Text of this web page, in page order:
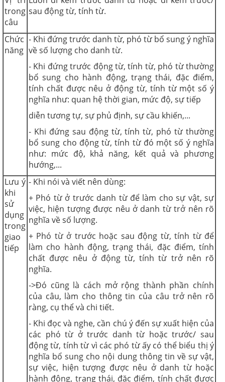
trong
câu
sau động từ, tính từ.
Chức
năng
- Khi đứng trước danh từ, phó từ bổ sung ý nghĩa
về số lượng cho danh từ.
- Khi đứng trước động từ, tính từ, phó từ thường
bổ sung cho hành động, trạng thái, đặc điểm,
tính chất được nêu ở động từ, tính từ một số ý
nghĩa như: quan hệ thời gian, mức độ, sự tiếp
diễn tương tự, sự phủ định, sự cầu khiến,...
- Khi đứng sau động từ, tính từ, phó từ thường
bổ sung cho động từ, tính từ đó một số ý nghĩa
như: mức độ, khả năng, kết quả và phương
hướng,...
Lưu ý
khi
sử
dụng
trong
giao
tiếp
- Khi nói và viết nên dùng:
+ Phó từ ở trước danh từ để làm cho sự vật, sự
việc, hiện tượng được nêu ở danh từ trở nên rõ
nghĩa về số lượng.
+ Phó từ ở trước hoặc sau động từ, tính từ để
làm cho hành động, trạng thái, đặc điểm, tính
chất được nêu ở động từ, tính từ trở nên rõ
nghĩa.
->Đó cũng là cách mở rộng thành phần chính
của câu, làm cho thông tin của câu trở nên rõ
ràng, cụ thể và chi tiết.
- Khi đọc và nghe, cần chú ý đến sự xuất hiện của
các phó từ ở trước danh từ hoặc trước/ sau
động từ, tính từ vì các phó từ ấy có thể biểu thị ý
nghĩa bổ sung cho nội dung thông tin về sự vật,
sự việc, hiện tượng được nêu ở danh từ hoặc
hành động, trạng thái, đặc điểm, tính chất được